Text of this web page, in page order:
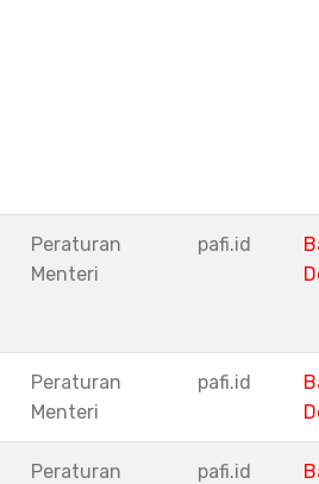
Peraturan
Menteri
pafi.id
Peraturan
Menteri
pafi.id
Peraturan
pafi.id